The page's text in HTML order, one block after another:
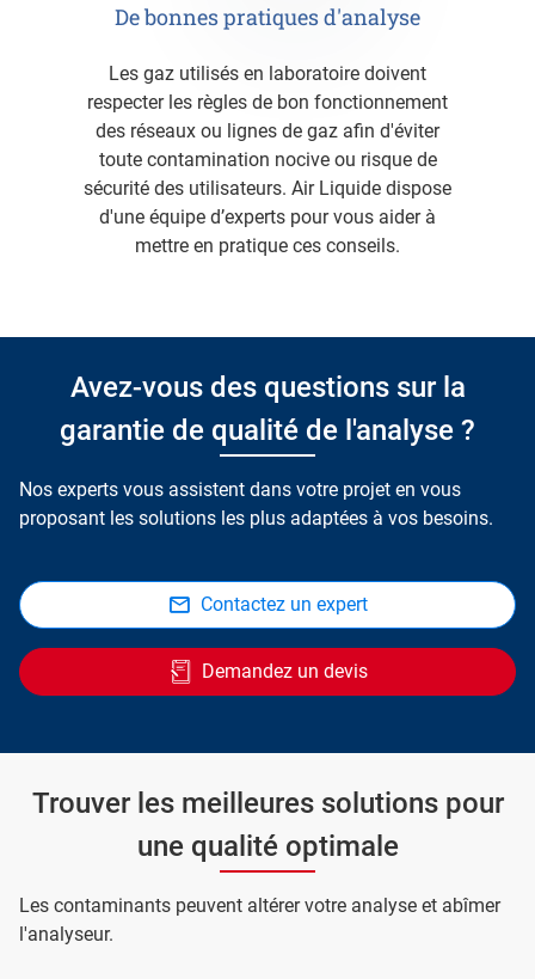
De bonnes pratiques d'analyse
Les gaz utilisés en laboratoire doivent
respecter les règles de bon fonctionnement
des réseaux ou lignes de gaz afin d'éviter
toute contamination nocive ou risque de
sécurité des utilisateurs. Air Liquide dispose
d'une équipe d’experts pour vous aider à
mettre en pratique ces conseils.
Avez-vous des questions sur la
garantie de qualité de l'analyse ?
Nos experts vous assistent dans votre projet en vous
proposant les solutions les plus adaptées à vos besoins.
Contactez un expert
Demandez un devis
Trouver les meilleures solutions pour
une qualité optimale
Les contaminants peuvent altérer votre analyse et abîmer
l'analyseur.